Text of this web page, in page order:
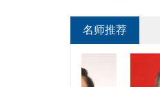
名师推荐